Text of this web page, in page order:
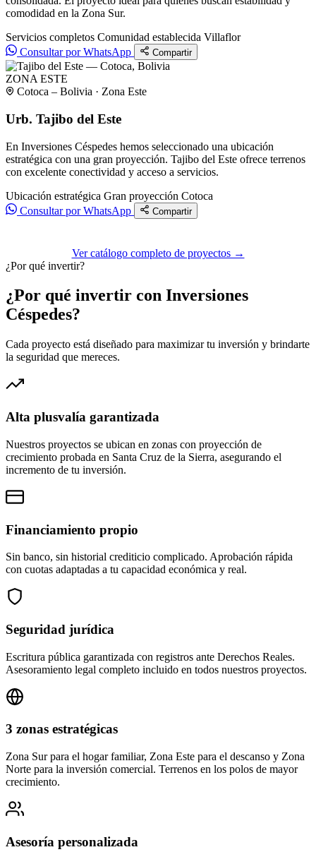
comodidad en la Zona Sur.
Servicios completos Comunidad establecida Villaflor
Consultar por WhatsApp
Compartir
ZONA ESTE
Cotoca – Bolivia · Zona Este
Urb. Tajibo del Este
En Inversiones Céspedes hemos seleccionado una ubicación
estratégica con una gran proyección. Tajibo del Este ofrece terrenos
con excelente conectividad y acceso a servicios.
Ubicación estratégica Gran proyección Cotoca
Consultar por WhatsApp
Compartir
Ver catálogo completo de proyectos →
¿Por qué invertir?
¿Por qué invertir con Inversiones
Céspedes?
Cada proyecto está diseñado para maximizar tu inversión y brindarte
la seguridad que mereces.
Alta plusvalía garantizada
Nuestros proyectos se ubican en zonas con proyección de
crecimiento probada en Santa Cruz de la Sierra, asegurando el
incremento de tu inversión.
Financiamiento propio
Sin banco, sin historial crediticio complicado. Aprobación rápida
con cuotas adaptadas a tu capacidad económica y real.
Seguridad jurídica
Escritura pública garantizada con registros ante Derechos Reales.
Asesoramiento legal completo incluido en todos nuestros proyectos.
3 zonas estratégicas
Zona Sur para el hogar familiar, Zona Este para el descanso y Zona
Norte para la inversión comercial. Terrenos en los polos de mayor
crecimiento.
Asesoría personalizada